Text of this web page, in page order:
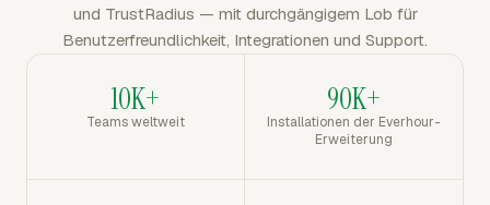
und TrustRadius — mit durchgängigem Lob für
Benutzerfreundlichkeit, Integrationen und Support.
10K+
Teams weltweit
90K+
Installationen der Everhour-
Erweiterung